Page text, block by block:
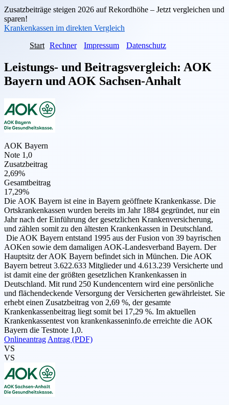
Zusatzbeiträge steigen 2026 auf Rekordhöhe – Jetzt vergleichen und
sparen!
Krankenkassen im direkten Vergleich
Start Rechner Impressum Datenschutz
Leistungs- und Beitragsvergleich: AOK
Bayern und AOK Sachsen-Anhalt
AOK Bayern
Note 1,0
Zusatzbeitrag
2,69%
Gesamtbeitrag
17,29%
Die AOK Bayern ist eine in Bayern geöffnete Krankenkasse. Die
Ortskrankenkassen wurden bereits im Jahr 1884 gegründet, nur ein
Jahr nach der Einführung der gesetzlichen Krankenversicherung,
und zählen somit zu den ältesten Krankenkassen in Deutschland.
Die AOK Bayern entstand 1995 aus der Fusion von 39 bayrischen
AOKen sowie dem damaligen AOK-Landesverband Bayern. Der
Hauptsitz der AOK Bayern befindet sich in München. Die AOK
Bayern betreut 3.622.633 Mitglieder und 4.613.239 Versicherte und
ist damit eine der größten gesetzlichen Krankenkassen in
Deutschland. Mit rund 250 Kundencentern wird eine persönliche
und flächendeckende Versorgung der Versicherten gewährleistet. Sie
erhebt einen Zusatzbeitrag von 2,69 %, der gesamte
Krankenkassenbeitrag liegt somit bei 17,29 %. Im aktuellen
Krankenkassentest von krankenkasseninfo.de erreichte die AOK
Bayern die Testnote 1,0.
Onlineantrag Antrag (PDF)
VS
VS